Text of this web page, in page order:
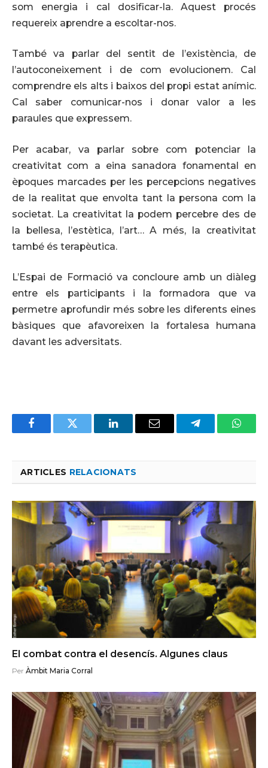
som energia i cal dosificar-la. Aquest procés
requereix aprendre a escoltar-nos.
També va parlar del sentit de l’existència, de
l’autoconeixement i de com evolucionem. Cal
comprendre els alts i baixos del propi estat anímic.
Cal saber comunicar-nos i donar valor a les
paraules que expressem.
Per acabar, va parlar sobre com potenciar la
creativitat com a eina sanadora fonamental en
èpoques marcades per les percepcions negatives
de la realitat que envolta tant la persona com la
societat. La creativitat la podem percebre des de
la bellesa, l’estètica, l’art… A més, la creativitat
també és terapèutica.
L’Espai de Formació va concloure amb un diàleg
entre els participants i la formadora que va
permetre aprofundir més sobre les diferents eines
bàsiques que afavoreixen la fortalesa humana
davant les adversitats.
FacebookTwitter LinkedInEmail Telegram
ARTICLES RELACIONATS
El combat contra el desencís. Algunes claus
Per Àmbit Maria Corral